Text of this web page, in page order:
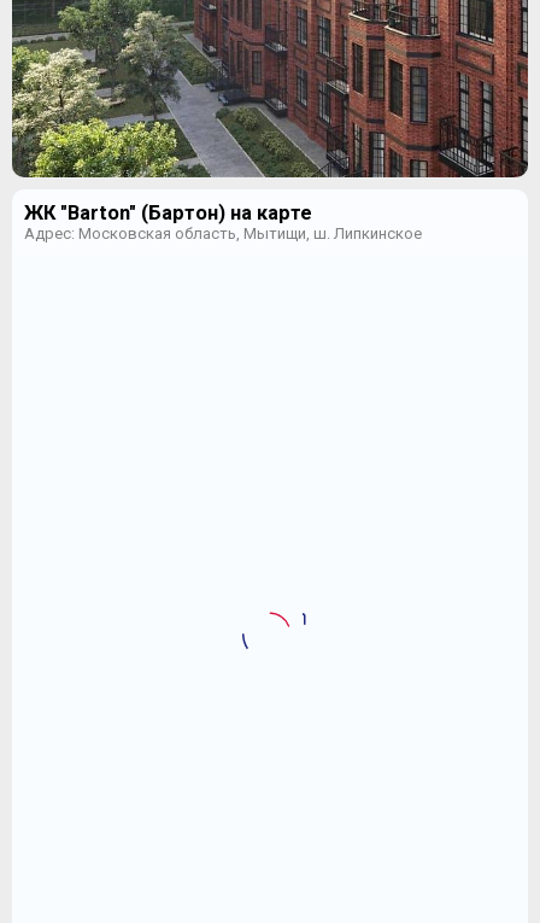
ЖК "Barton" (Бартон) на карте
Адрес: Московская область, Мытищи, ш. Липкинское